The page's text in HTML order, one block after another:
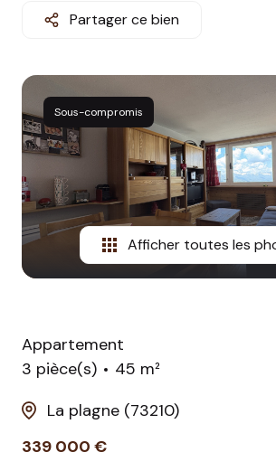
prestations
station
Partager ce bien
Sous-compromis
Afficher toutes les
Appartement
3 pièce(s)
45 m²
La plagne (73210)
339 000 €